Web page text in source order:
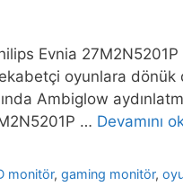
Evnia
oyunlara
Ambiglow
… Devamını
monitör,gaming monitör,